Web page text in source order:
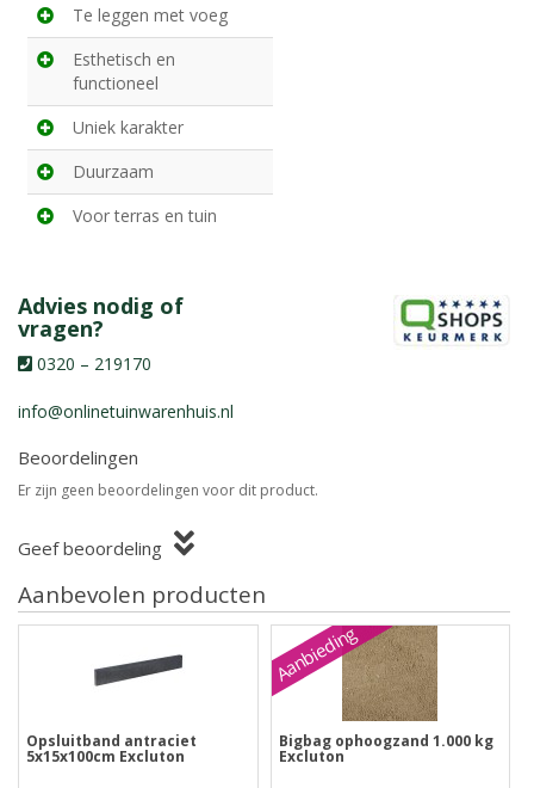
Te leggen met voeg
Esthetisch en
functioneel
Uniek karakter
Duurzaam
Voor terras en tuin
Advies nodig of
vragen?
0320 – 219170
info@onlinetuinwarenhuis.nl
Beoordelingen
Er zijn geen beoordelingen voor dit product.
Geef beoordeling
Aanbevolen producten
Opsluitband antraciet
5x15x100cm Excluton
Aanbieding
Bigbag ophoogzand 1.000 kg
Excluton